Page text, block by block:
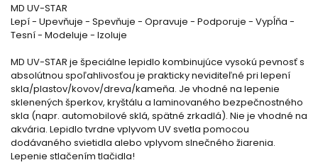
MD UV-STAR
Lepí - Upevňuje - Spevňuje - Opravuje - Podporuje - Vypĺňa -
Tesní - Modeluje - Izoluje
MD UV-STAR je špeciálne lepidlo kombinujúce vysokú pevnosť s
absolútnou spoľahlivosťou je prakticky neviditeľné pri lepení
skla/plastov/kovov/dreva/kameňa. Je vhodné na lepenie
sklenených šperkov, kryštálu a laminovaného bezpečnostného
skla (napr. automobilové sklá, spätné zrkadlá). Nie je vhodné na
akvária. Lepidlo tvrdne vplyvom UV svetla pomocou
dodávaného svietidla alebo vplyvom slnečného žiarenia.
Lepenie stlačením tlačidla!